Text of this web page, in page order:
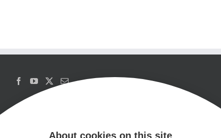
About cookies on this site